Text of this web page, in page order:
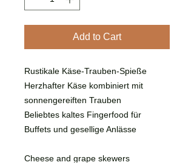
Add to Cart
Rustikale Käse-Trauben-Spieße
Herzhafter Käse kombiniert mit
sonnengereiften Trauben
Beliebtes kaltes Fingerfood für
Buffets und gesellige Anlässe
Cheese and grape skewers